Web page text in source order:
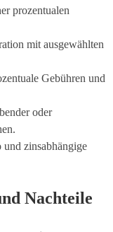
prozentualen
mit ausgewählten
Gebühren und
oder
zinsabhängige
Nachteile